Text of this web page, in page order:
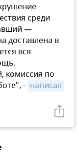
среди
—
доставлена в
вся
комиссия по
- написал